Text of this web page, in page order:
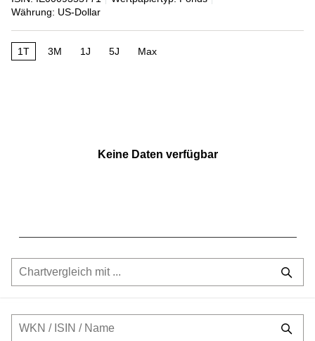
Währung: US-Dollar
1T 3M 1J 5J Max
Keine Daten verfügbar